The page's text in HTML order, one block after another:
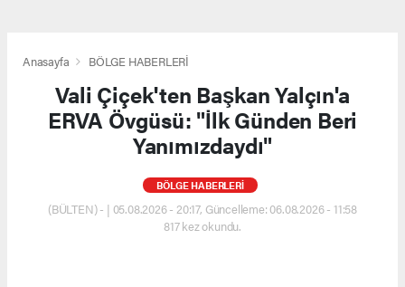
Anasayfa BÖLGE HABERLERİ
Vali Çiçek'ten Başkan Yalçın'a
ERVA Övgüsü: "İlk Günden Beri
Yanımızdaydı"
BÖLGE HABERLERİ
(BÜLTEN) - | 05.08.2026 - 20:17, Güncelleme: 06.08.2026 - 11:58
817 kez okundu.